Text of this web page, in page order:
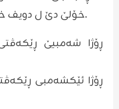
خۆلێ دێ ل دویف خشتێ ل خوارێ بیت.